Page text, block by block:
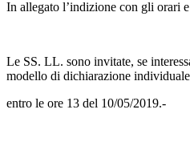
In allegato l’indizione con gli orari
Le SS. LL. sono invitate, se
modello di dichiarazione individuale
entro le ore 13 del 10/05/2019.-